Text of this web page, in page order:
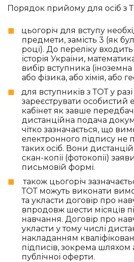
Порядок прийому для осіб з
цьогоріч для вступу
предмети, замість 3 (як
році). До переліку
історія України,
вибір вступника (іноземна
або фізика, або хімія, або
для вступників з ТОТ у
зареєструвати особистий
кабінет як завше
дистанційна подача
чітко зазначається, що
електронного підпису не
таких осіб. Вони
скан-копії (фотокопії)
письмовій формі.
також цьогоріч
ТОТ можуть виконати
та укласти договір про
впродовж шести місяців
навчання. Договір про
укласти у тому числі
накладанням
підписів, зокрема шляхом
публічної оферти.